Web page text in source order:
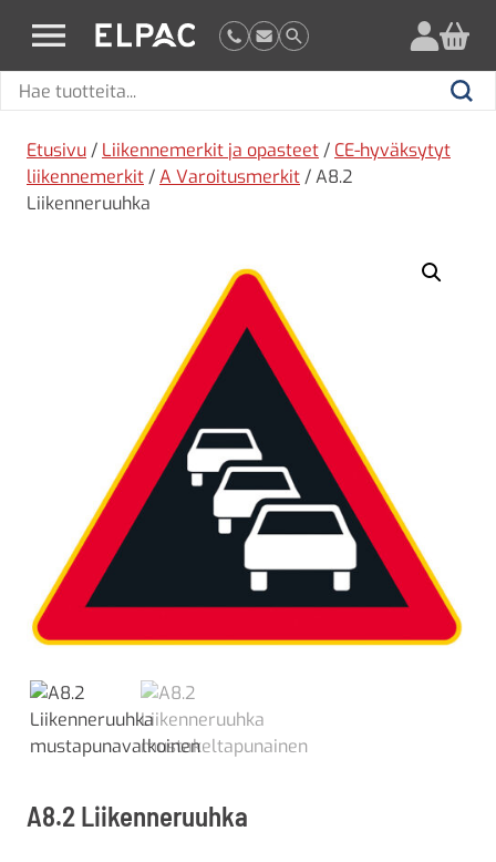
elpac.fi
Hae
Hae
Etusivu / Liikennemerkit ja opasteet / CE-hyväksytyt
liikennemerkit /A Varoitusmerkit / A8.2
Liikenneruuhka
A8.2 Liikenneruuhka